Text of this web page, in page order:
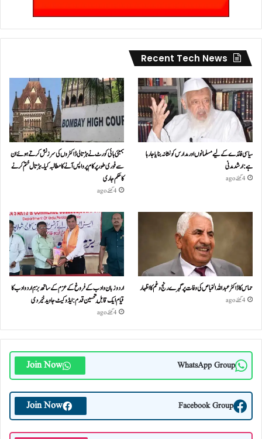
Recent Tech News
سیاسی فائدے کے لیے مسلمانوں اور مدارس کو نشانہ بنایا جا رہا
ہے: ارشد مدنی
4 گھنٹے ago
بمبئی ہائی کورٹ نے ہڑتالی ڈاکٹروں کی سرزنش کرتے ہوئے ان
سے فوری طور پر کام پر واپس آنے کا مطالبہ کیا۔ہڑتال ختم کرنے
کا حکم جاری
4 گھنٹے ago
حماس کا ڈاکٹر عبداللہ الخباص کی وفات پر گہرے رنج وغم کااظہار
4 گھنٹے ago
اردو زبان و ادب کے فروغ کے عزم کے ساتھ بزمِ اردو ادب کا
قیام ایک قابلِ تحسین قدم : ایڈوکیٹ جاوید خیردی
4 گھنٹے ago
WhatsApp Group
Join Now
Facebook Group
Join Now